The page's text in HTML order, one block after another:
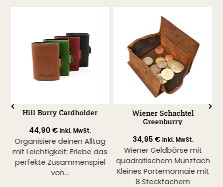
Hill Burry Cardholder
44,90 € inkl. MwSt.
Organisiere deinen Alltag
mit Leichtigkeit: Erlebe das
perfekte Zusammenspiel
von...
Wiener Schachtel
Greenburry
34,95 € inkl. MwSt.
Wiener Geldbörse mit
quadratischem Münzfach
Kleines Portemonnaie mit
8 Steckfächern